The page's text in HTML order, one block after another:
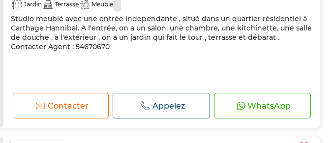
Jardin Terrasse Meublé
Studio meublé avec une entrée independante , situé dans un quartier résidentiel à
Carthage Hannibal. A l'entrée, on a un salon, une chambre, une kitchinette, une salle
de douche , à l'extérieur , on a un jardin qui fait le tour , terrasse et débarat .
Contacter Agent : 54670670
Contacter Appelez WhatsApp